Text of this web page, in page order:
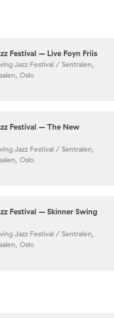
Festival – Live Foyn Friis
Jazz Festival / Sentralen,
Oslo
Festival – The New
Jazz Festival / Sentralen,
Oslo
Festival – Skinner Swing
Jazz Festival / Sentralen,
Oslo